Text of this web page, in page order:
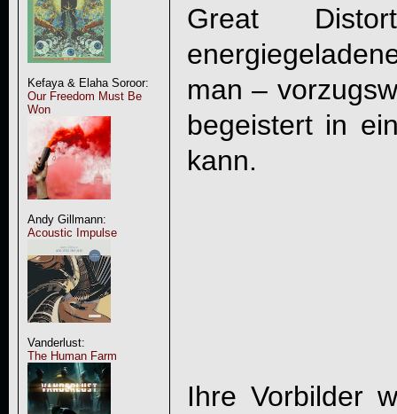
Kefaya & Elaha Soroor:
Our Freedom Must Be
Won
Andy Gillmann:
Acoustic Impulse
Vanderlust:
The Human Farm
Great
man –
begeistert in
kann.
Ihre Vorbilder